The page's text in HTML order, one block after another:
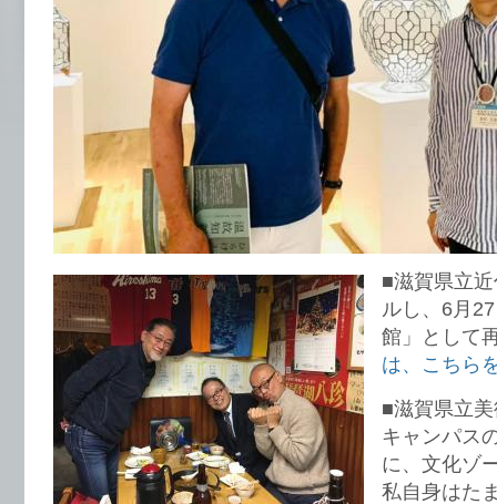
■滋賀県立
ルし、6月
館」として
は、こちら
■滋賀県立
キャンパス
に、文化ゾ
私自身はた